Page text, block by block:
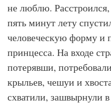
не люблю.
пять минут лету
человеческую форму и
принцесса. На входе
потерявши,
крыльев, чешуи и
схватили, зашвырнули